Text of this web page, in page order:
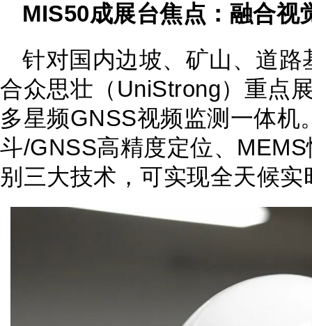
MIS50成展台焦点：融合视
针对国内边坡、矿山、道
合众思壮（UniStrong）重
多星频GNSS视频监测一体机
斗/GNSS高精度定位、
别三大技术，可实现全天候